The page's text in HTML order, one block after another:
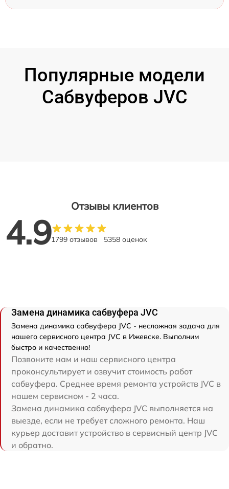
Популярные модели
Сабвуферов JVC
Отзывы клиентов
4.91799 отзывов 5358 оценок
Замена динамика сабвуфера JVC
Замена динамика сабвуфера JVC - несложная задача для
нашего сервисного центра JVC в Ижевске. Выполним
быстро и качественно!
Позвоните нам и наш сервисного центра
проконсультирует и озвучит стоимость работ
сабвуфера. Среднее время ремонта устройств JVC в
нашем сервисном - 2 часа.
Замена динамика сабвуфера JVC выполняется на
выезде, если не требует сложного ремонта. Наш
курьер доставит устройство в сервисный центр JVC
и обратно.